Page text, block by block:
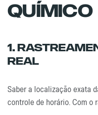
Químico
1.
Real
Saber a localização exata
controle de horário. Com o